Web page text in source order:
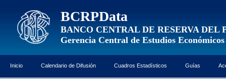
BCRPData
BANCO CENTRAL DE RESERVA DEL
Gerencia Central de Estudios Económicos
Inicio Calendario de Difusión Cuadros Estadísticos Guías